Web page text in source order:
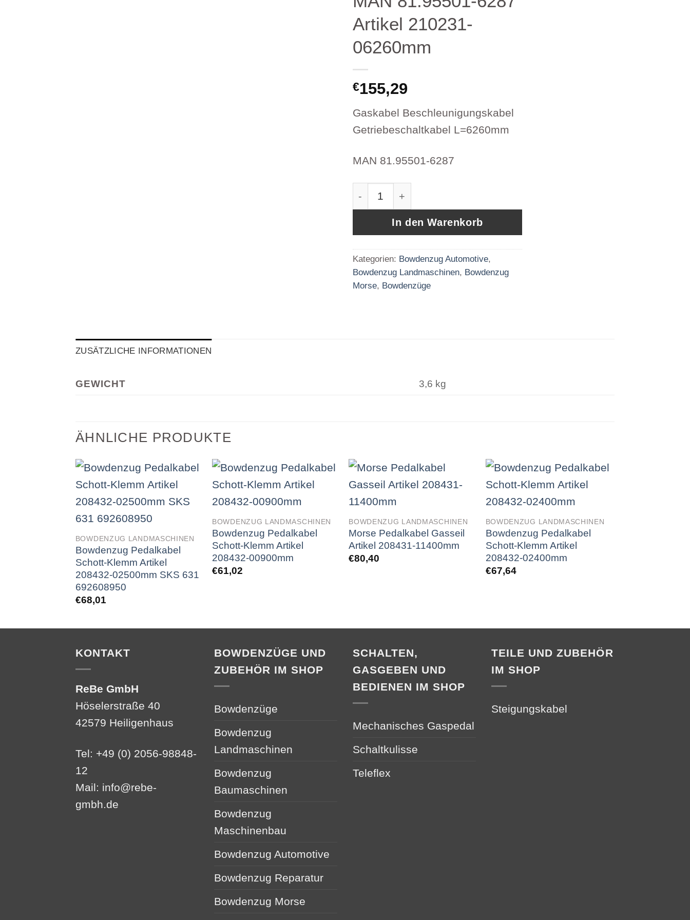
Artikel 210231-
06260mm
€155,29
Gaskabel Beschleunigungskabel
Getriebeschaltkabel L=6260mm
MAN 81.95501-6287
In den Warenkorb
Kategorien: Bowdenzug Automotive,
Bowdenzug Landmaschinen, Bowdenzug
Morse, Bowdenzüge
ZUSÄTZLICHE INFORMATIONEN
GEWICHT 3,6 kg
ÄHNLICHE PRODUKTE
BOWDENZUG LANDMASCHINEN
Bowdenzug Pedalkabel
Schott-Klemm Artikel
208432-02500mm SKS 631
692608950
€68,01
BOWDENZUG LANDMASCHINEN
Bowdenzug Pedalkabel
Schott-Klemm Artikel
208432-00900mm
€61,02
BOWDENZUG LANDMASCHINEN
Morse Pedalkabel Gasseil
Artikel 208431-11400mm
€80,40
BOWDENZUG LANDMASCHINEN
Bowdenzug Pedalkabel
Schott-Klemm Artikel
208432-02400mm
€67,64
KONTAKT
ReBe GmbH
Höselerstraße 40
42579 Heiligenhaus
Tel: +49 (0) 2056-98848-
12
Mail: info@rebe-
gmbh.de
BOWDENZÜGE UND
ZUBEHÖR IM SHOP
Bowdenzüge
Bowdenzug
Landmaschinen
Bowdenzug
Baumaschinen
Bowdenzug
Maschinenbau
Bowdenzug Automotive
Bowdenzug Reparatur
Bowdenzug Morse
SCHALTEN,
GASGEBEN UND
BEDIENEN IM SHOP
Mechanisches Gaspedal
Schaltkulisse
Teleflex
TEILE UND ZUBEHÖR
IM SHOP
Steigungskabel